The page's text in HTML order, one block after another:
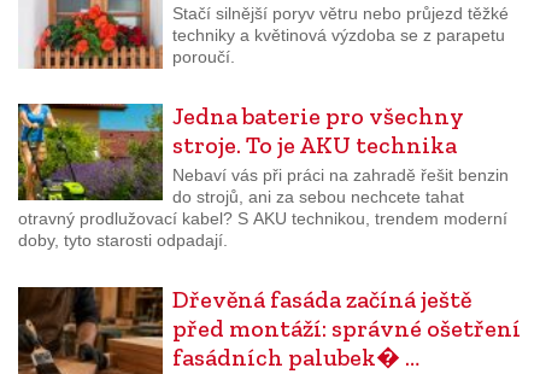
Stačí silnější poryv větru nebo průjezd těžké
techniky a květinová výzdoba se z parapetu
poroučí.
Jedna baterie pro všechny
stroje. To je AKU technika
Nebaví vás při práci na zahradě řešit benzin
do strojů, ani za sebou nechcete tahat
otravný prodlužovací kabel? S AKU technikou, trendem moderní
doby, tyto starosti odpadají.
Dřevěná fasáda začíná ještě
před montáží: správné ošetření
fasádních palubek� …